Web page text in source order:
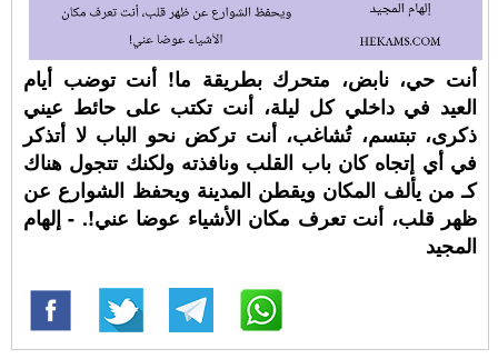
أنت حي، نابض، متحرك بطريقة ما! أنت توضب أيام
العيد في داخلي كل ليلة، أنت تكتب على حائط عيني
ذكرى، تبتسم، تُشاغب، أنت تركض نحو الباب لا أتذكر
في أي إتجاه كان باب القلب ونافذته ولكنك تتجول هناك
كـ من يألف المكان ويقطن المدينة ويحفظ الشوارع عن
ظهر قلب، أنت تعرف مكان الأشياء عوضا عني!. - إلهام
المجيد